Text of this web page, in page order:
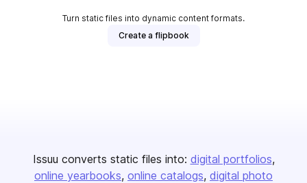
Turn static files into dynamic content formats.
Create a flipbook
Issuu converts static files into: digital portfolios
online yearbooks online catalogs digital photo